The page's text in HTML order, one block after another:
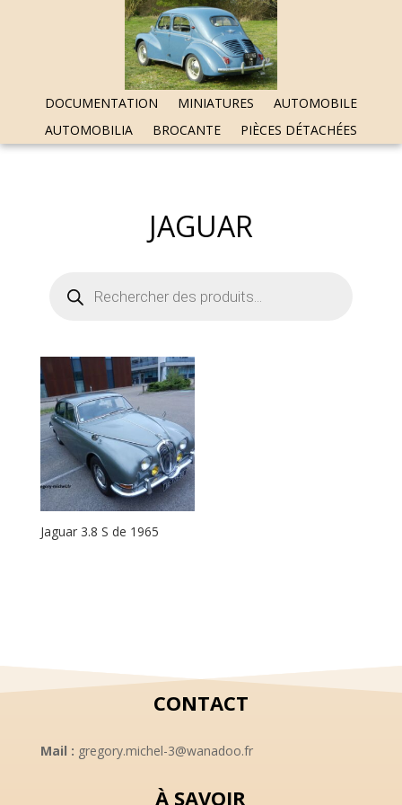
DOCUMENTATION MINIATURES
AUTOMOBILE
AUTOMOBILIA
BROCANTE PIÈCES DÉTACHÉES
JAGUAR
produits
Jaguar 3.8 S de 1965
CONTACT
Mail : gregory.michel-3@wanadoo.fr
À SAVOIR